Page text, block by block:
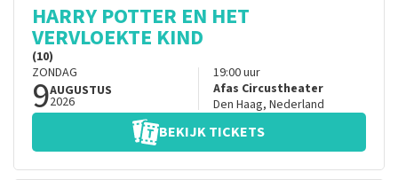
HARRY POTTER EN HET
VERVLOEKTE KIND
(10)
ZONDAG
9AUGUSTUS
2026
19:00uur
Afas Circustheater
Den Haag, Nederland
BEKIJK TICKETS